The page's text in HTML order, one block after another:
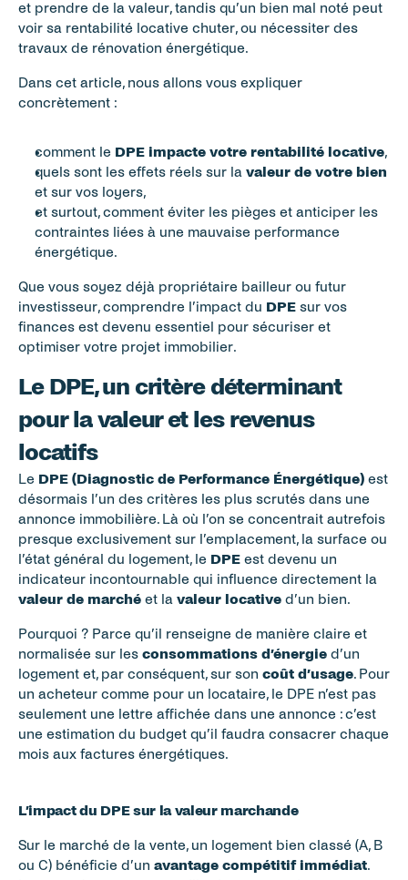
et prendre de la valeur, tandis qu’un bien mal noté peut
voir sa rentabilité locative chuter, ou nécessiter des
travaux de rénovation énergétique.
Dans cet article, nous allons vous expliquer
concrètement :
comment le DPE impacte votre rentabilité locative,
quels sont les effets réels sur la valeur de votre bien
et sur vos loyers,
et surtout, comment éviter les pièges et anticiper les
contraintes liées à une mauvaise performance
énergétique.
Que vous soyez déjà propriétaire bailleur ou futur
investisseur, comprendre l’impact du DPE sur vos
finances est devenu essentiel pour sécuriser et
optimiser votre projet immobilier.
Le DPE, un critère déterminant
pour la valeur et les revenus
locatifs
Le DPE (Diagnostic de Performance Énergétique) est
désormais l’un des critères les plus scrutés dans une
annonce immobilière. Là où l’on se concentrait autrefois
presque exclusivement sur l’emplacement, la surface ou
l’état général du logement, le DPE est devenu un
valeur de marché et la valeur locative d’un bien.
Pourquoi ? Parce qu’il renseigne de manière claire et
normalisée sur les consommations d’énergie d’un
logement et, par conséquent, sur son coût d’usage. Pour
un acheteur comme pour un locataire, le DPE n’est pas
seulement une lettre affichée dans une annonce : c’est
une estimation du budget qu’il faudra consacrer chaque
mois aux factures énergétiques.
L’impact du DPE sur la valeur marchande
Sur le marché de la vente, un logement bien classé (A, B
ou C) bénéficie d’un avantage compétitif immédiat.